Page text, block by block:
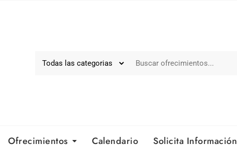
Ofrecimientos Calendario Solicita Información